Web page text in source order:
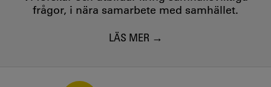
frågor, i nära samarbete med samhället.
LÄS MER